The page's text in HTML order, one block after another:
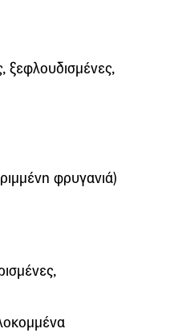
ξεφλουδισμένες,
φρυγανιά)